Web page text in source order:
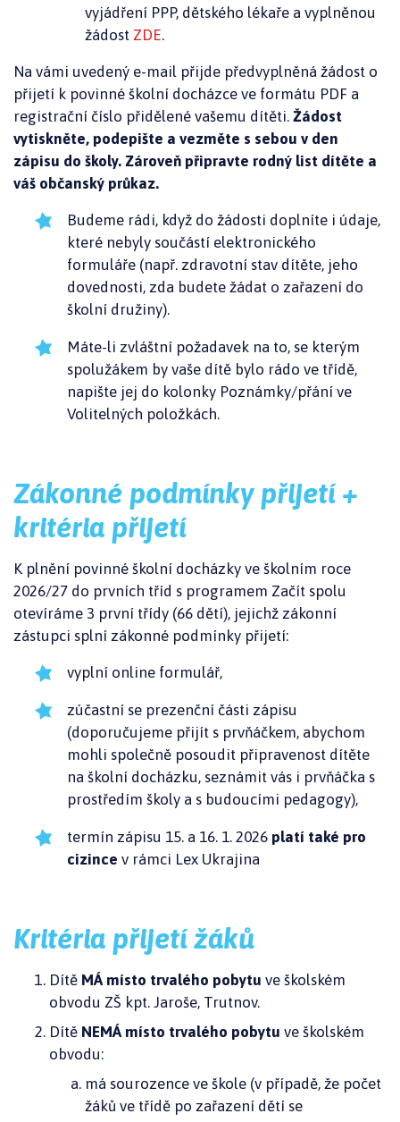
vyjádření PPP, dětského lékaře a vyplněnou
žádost ZDE.
Na vámi uvedený e-mail přijde předvyplněná žádost o
přijetí k povinné školní docházce ve formátu PDF a
registrační číslo přidělené vašemu dítěti. Žádost
vytiskněte, podepište a vezměte s sebou v den
zápisu do školy. Zároveň připravte rodný list dítěte a
váš občanský průkaz.
Budeme rádi, když do žádosti doplníte i údaje,
které nebyly součástí elektronického
formuláře (např. zdravotní stav dítěte, jeho
dovednosti, zda budete žádat o zařazení do
školní družiny).
Máte-li zvláštní požadavek na to, se kterým
spolužákem by vaše dítě bylo rádo ve třídě,
napište jej do kolonky Poznámky/přání ve
Volitelných položkách.
Zákonné podmínky přijetí +
kritéria přijetí
K plnění povinné školní docházky ve školním roce
2026/27 do prvních tříd s programem Začít spolu
otevíráme 3 první třídy (66 dětí), jejichž zákonní
zástupci splní zákonné podmínky přijetí:
vyplní online formulář,
zúčastní se prezenční části zápisu
(doporučujeme přijít s prvňáčkem, abychom
mohli společně posoudit připravenost dítěte
na školní docházku, seznámit vás i prvňáčka s
prostředím školy a s budoucími pedagogy),
termín zápisu 15. a 16. 1. 2026 platí také pro
cizince v rámci Lex Ukrajina
Kritéria přijetí žáků
Dítě MÁ místo trvalého pobytu ve školském
obvodu ZŠ kpt. Jaroše, Trutnov.
Dítě NEMÁ místo trvalého pobytu ve školském
obvodu:
má sourozence ve škole (v případě, že počet
žáků ve třídě po zařazení dětí se